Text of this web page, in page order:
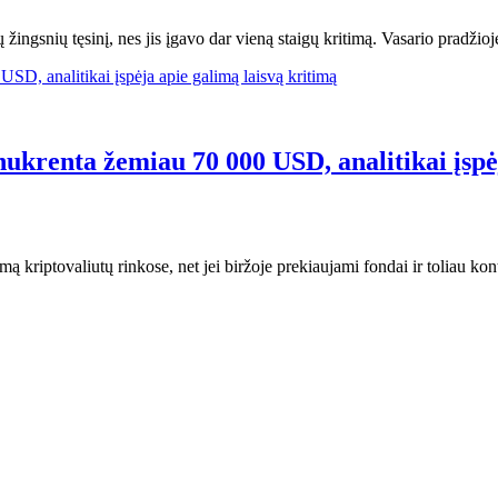
tęsinį, nes jis įgavo dar vieną staigų kritimą. Vasario
žemiau 70 000 USD, analitikai
kriptovaliutų rinkose, net jei biržoje prekiaujami fondai ir toliau